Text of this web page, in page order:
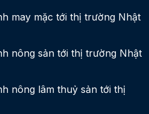
may mặc tới thị trường Nhật
nông sản tới thị trường Nhật
nông lâm thuỷ sản tới thị